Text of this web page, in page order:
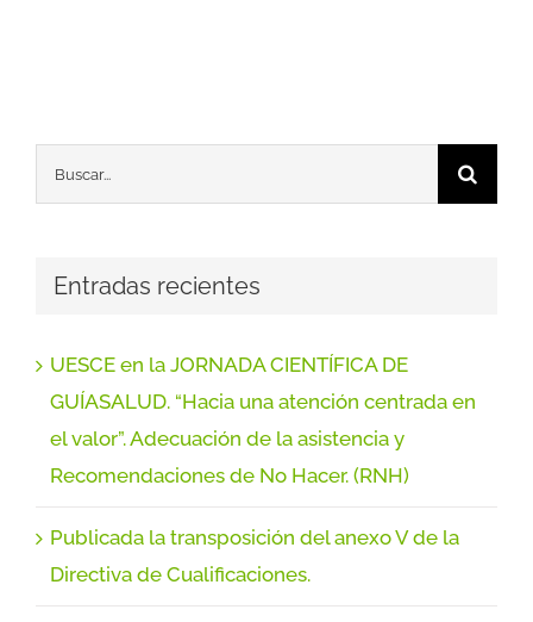
Entradas recientes
UESCE en la JORNADA CIENTÍFICA DE
GUÍASALUD. “Hacia una atención centrada en
el valor”. Adecuación de la asistencia y
Recomendaciones de No Hacer. (RNH)
Publicada la transposición del anexo V de la
Directiva de Cualificaciones.